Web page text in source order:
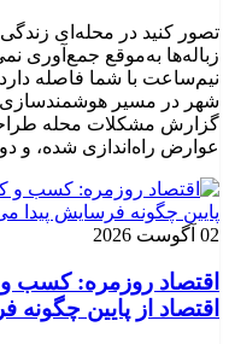
تصور کنید در محله‌ای
زباله‌ها به‌موقع جمع‌آوری
نیم‌ساعت با شما فاصله
شهر در مسیر هوشمندسازی
گزارش مشکلات محله
عوارض راه‌اندازی شده، و
02 آگوست 2026
اقتصاد روزمره: کسب‌ و
اقتصاد از پایین